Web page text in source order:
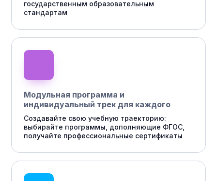
государственным образовательным
стандартам
Модульная программа и
индивидуальный трек для каждого
Создавайте свою учебную траекторию:
выбирайте программы, дополняющие ФГОС,
получайте профессиональные сертификаты